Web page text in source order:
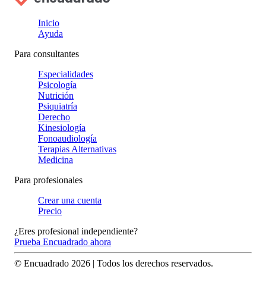
Inicio
Ayuda
Para consultantes
Especialidades
Psicología
Nutrición
Psiquiatría
Derecho
Kinesiología
Fonoaudiología
Terapias Alternativas
Medicina
Para profesionales
Crear una cuenta
Precio
¿Eres profesional independiente?
Prueba Encuadrado ahora
© Encuadrado 2026 | Todos los derechos reservados.